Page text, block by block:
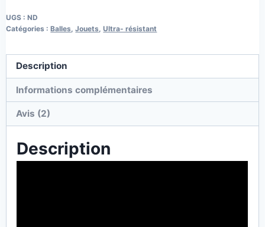
UGS :ND
Catégories :Balles ,Jouets ,Ultra- résistant
Description
Informations complémentaires
Avis (2)
Description